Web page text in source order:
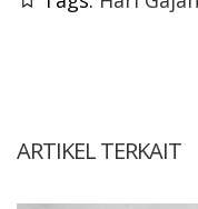
ARTIKEL TERKAIT